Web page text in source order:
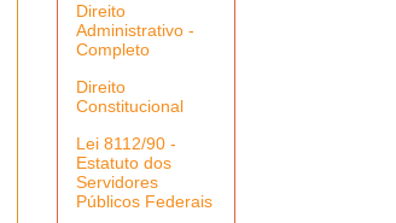
Direito
Administrativo -
Completo
Direito
Constitucional
Lei 8112/90 -
Estatuto dos
Servidores
Públicos Federais